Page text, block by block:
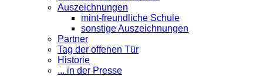
Auszeichnungen
mint-freundliche Schule
sonstige Auszeichnungen
Partner
Tag der offenen Tür
Historie
... in der Presse